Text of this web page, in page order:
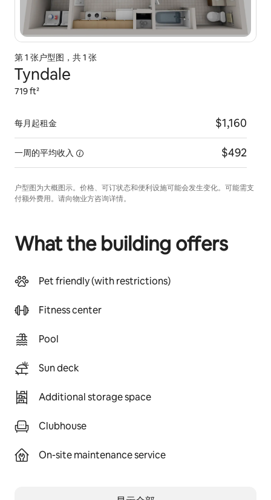
第 1 张户型图，共 1 张
Tyndale
719 ft²
每月起租金 $1,160
一周的平均收入 $492
户型图为大概图示。价格、可订状态和便利设施可能会发生变化。可能需支
付额外费用。请向物业方咨询详情。
What the building offers
Pet friendly (with restrictions)
Fitness center
Pool
Sun deck
Additional storage space
Clubhouse
On-site maintenance service